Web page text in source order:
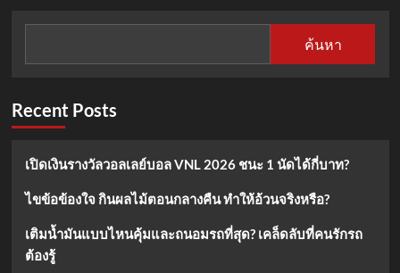
เก็ต
อะไร?
ใบ
ถึง
ที่
ค้นหา
Recent Posts
เปิดเงินรางวัลวอลเลย์บอล VNL 2026 ชนะ 1 นัดได้กี่บาท?
ไขข้อข้องใจ กินผลไม้ตอนกลางคืน ทำให้อ้วนจริงหรือ?
เติมน้ำมันแบบไหนคุ้มและถนอมรถที่สุด? เคล็ดลับที่คนรักรถ
ต้องรู้